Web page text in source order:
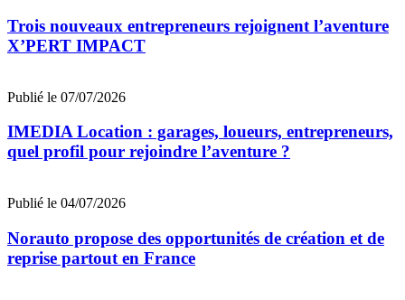
Trois nouveaux entrepreneurs rejoignent l’aventure
X’PERT IMPACT
Publié le 07/07/2026
IMEDIA Location : garages, loueurs, entrepreneurs,
quel profil pour rejoindre l’aventure ?
Publié le 04/07/2026
Norauto propose des opportunités de création et de
reprise partout en France